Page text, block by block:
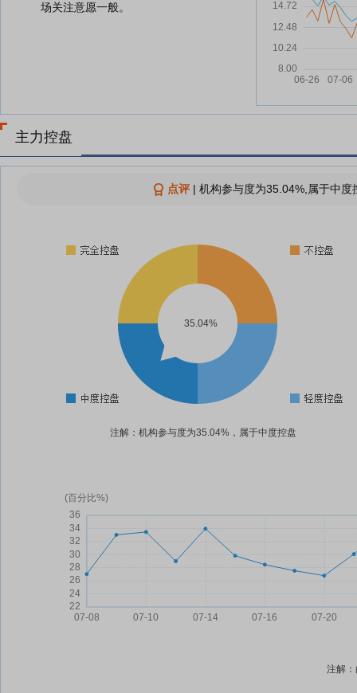
场关注意愿一般。
主力控盘
点评| 机构参与度为35.04%,属于中
35.04%
注解：机构参与度为35.04%，属于中度控盘
注解